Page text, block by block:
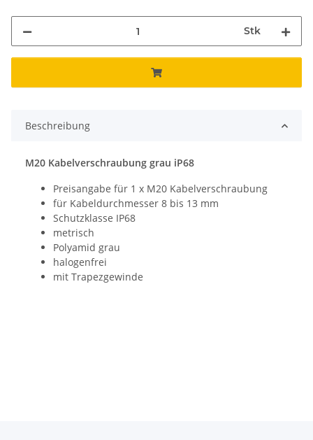
Stk
Beschreibung
M20 Kabelverschraubung grau iP68
Preisangabe für 1 x M20 Kabelverschraubung
für Kabeldurchmesser 8 bis 13 mm
Schutzklasse IP68
metrisch
Polyamid grau
halogenfrei
mit Trapezgewinde